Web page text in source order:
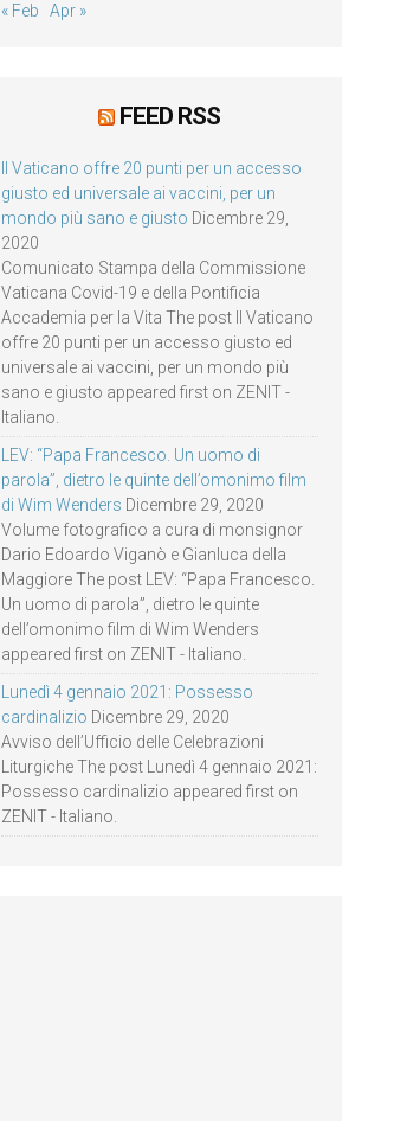
« Feb Apr »
FEED RSS
Il Vaticano offre 20 punti per un accesso
giusto ed universale ai vaccini, per un
mondo più sano e giusto Dicembre 29,
2020
Comunicato Stampa della Commissione
Vaticana Covid-19 e della Pontificia
Accademia per la Vita The post Il Vaticano
offre 20 punti per un accesso giusto ed
universale ai vaccini, per un mondo più
sano e giusto appeared first on ZENIT -
Italiano.
LEV: “Papa Francesco. Un uomo di
parola”, dietro le quinte dell’omonimo film
di Wim Wenders Dicembre 29, 2020
Volume fotografico a cura di monsignor
Dario Edoardo Viganò e Gianluca della
Maggiore The post LEV: “Papa Francesco.
Un uomo di parola”, dietro le quinte
dell’omonimo film di Wim Wenders
appeared first on ZENIT - Italiano.
Lunedì 4 gennaio 2021: Possesso
cardinalizio Dicembre 29, 2020
Avviso dell’Ufficio delle Celebrazioni
Liturgiche The post Lunedì 4 gennaio 2021:
Possesso cardinalizio appeared first on
ZENIT - Italiano.